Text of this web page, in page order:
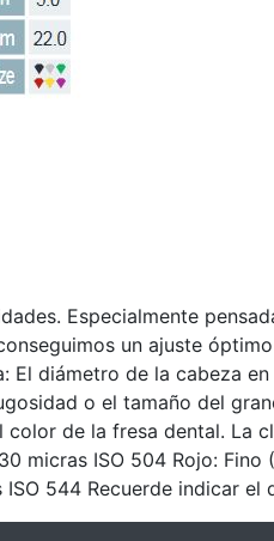
Especialmente
un ajuste
El diámetro de la cabeza
o el tamaño del
de la fresa dental. La
micras ISO 504 Rojo:
544 Recuerde indicar